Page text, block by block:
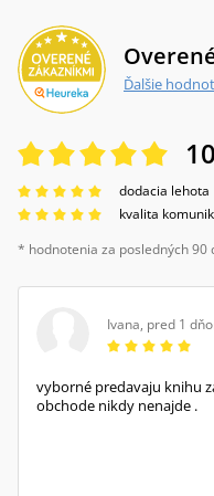
Ďalšie
dodacia lehota
kvalita
* hodnotenia za posledných 90
Ivana, pred 1
vyborné predavaju knihu
obchode nikdy nenajde .